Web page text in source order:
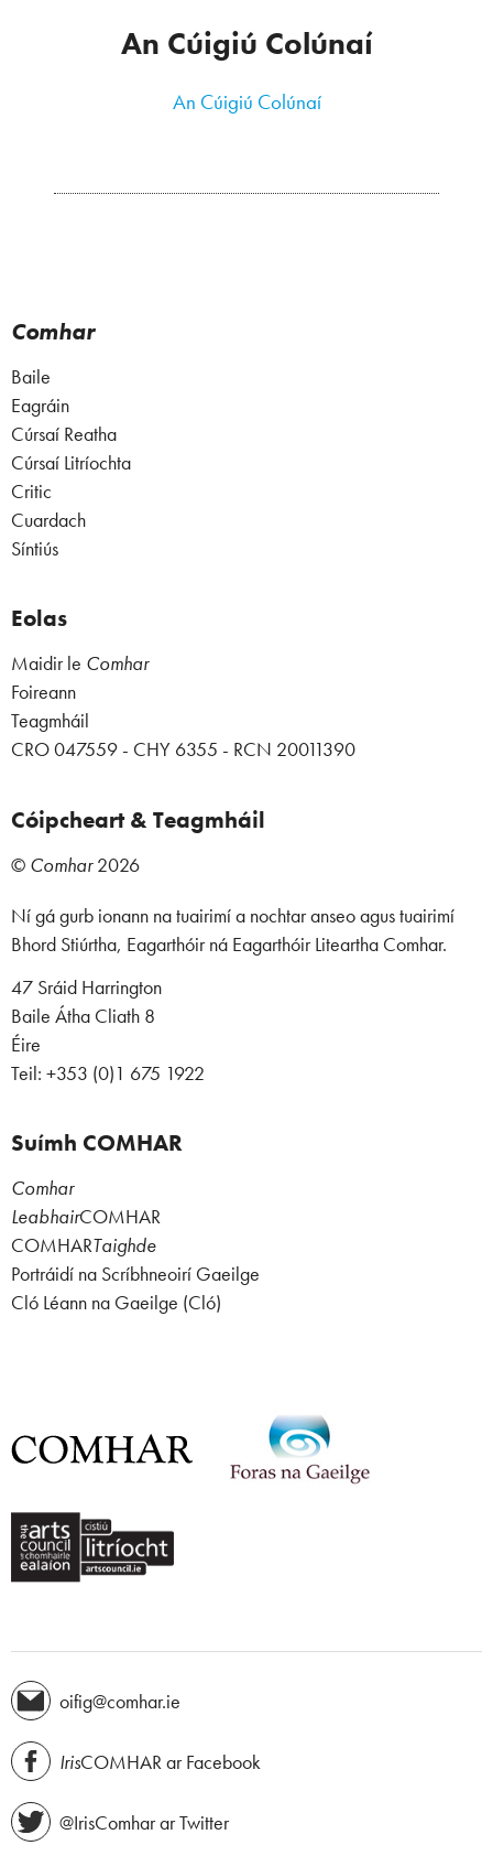
An Cúigiú Colúnaí
An Cúigiú Colúnaí
Comhar
Baile
Eagráin
Cúrsaí Reatha
Cúrsaí Litríochta
Critic
Cuardach
Síntiús
Eolas
Maidir le Comhar
Foireann
Teagmháil
CRO 047559 - CHY 6355 - RCN 20011390
Cóipcheart & Teagmháil
© Comhar2026
Ní gá gurb ionann na tuairimí a nochtar anseo agus tuairimí
Bhord Stiúrtha, Eagarthóir ná Eagarthóir Liteartha Comhar.
47 Sráid Harrington
Baile Átha Cliath 8
Éire
Teil: +353 (0)1 675 1922
Suímh COMHAR
Comhar
LeabhairCOMHAR
COMHARTaighde
Portráidí na Scríbhneoirí Gaeilge
Cló Léann na Gaeilge (Cló)
oifig@comhar.ie
IrisCOMHAR ar Facebook
@IrisComhar ar Twitter